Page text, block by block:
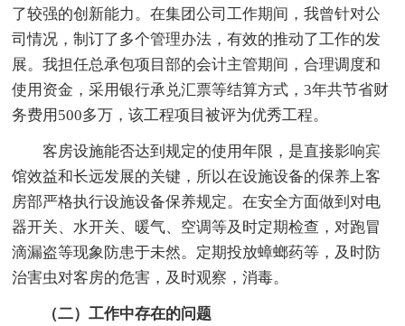
了较强的创新能力。在集团公司工作期间，我曾针对公
司情况，制订了多个管理办法，有效的推动了工作的发
展。我担任总承包项目部的会计主管期间，合理调度和
使用资金，采用银行承兑汇票等结算方式，3年共节省财
务费用500多万，该工程项目被评为优秀工程。
客房设施能否达到规定的使用年限，是直接影响宾
馆效益和长远发展的关键，所以在设施设备的保养上客
房部严格执行设施设备保养规定。在安全方面做到对电
器开关、水开关、暖气、空调等及时定期检查，对跑冒
滴漏盗等现象防患于未然。定期投放蟑螂药等，及时防
治害虫对客房的危害，及时观察，消毒。
（二）工作中存在的问题